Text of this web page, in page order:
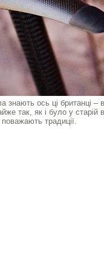
знають ось ці британці
так, як і було у старій
традиції.